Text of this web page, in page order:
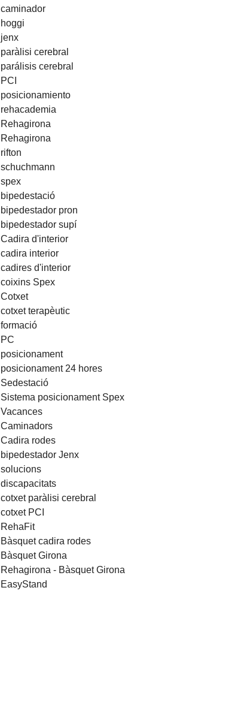
caminador
hoggi
jenx
paràlisi cerebral
parálisis cerebral
PCI
posicionamiento
rehacademia
Rehagirona
Rehagirona
rifton
schuchmann
spex
bipedestació
bipedestador pron
bipedestador supí
Cadira d'interior
cadira interior
cadires d'interior
coixins Spex
Cotxet
cotxet terapèutic
formació
PC
posicionament
posicionament 24 hores
Sedestació
Sistema posicionament Spex
Vacances
Caminadors
Cadira rodes
bipedestador Jenx
solucions
discapacitats
cotxet paràlisi cerebral
cotxet PCI
RehaFit
Bàsquet cadira rodes
Bàsquet Girona
Rehagirona - Bàsquet Girona
EasyStand